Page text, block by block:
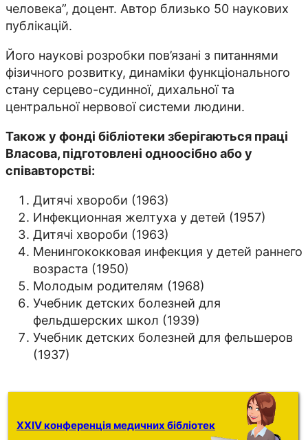
человека”, доцент. Автор близько 50 наукових
публікацій.
Його наукові розробки пов’язані з питаннями
фізичного розвитку, динаміки функціонального
стану серцево-судинної, дихальної та
центральної нервової системи людини.
Також у фонді бібліотеки зберігаються праці
Власова, підготовлені одноосібно або у
співавторстві:
Дитячі хвороби (1963)
Инфекционная желтуха у детей (1957)
Дитячі хвороби (1963)
Менингококковая инфекция у детей раннего
возраста (1950)
Молодым родителям (1968)
Учебник детских болезней для
фельдшерских школ (1939)
Учебник детских болезней для фельшеров
(1937)
XXIV конференція медичних бібліотек